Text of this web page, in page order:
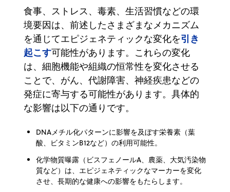
食事、ストレス、毒素、生活習慣などの環
境要因は、前述したさまざまなメカニズム
を通じてエピジェネティックな変化を引き
起こす可能性があります。これらの変化
は、細胞機能や組織の恒常性を変化させる
ことで、がん、代謝障害、神経疾患などの
発症に寄与する可能性があります。具体的
な影響は以下の通りです。
DNAメチル化パターンに影響を及ぼす栄養素（葉
酸、ビタミンB12など）の利用可能性。
化学物質曝露（ビスフェノールA、農薬、大気汚染物
質など）は、エピジェネティックなマーカーを変化
させ、長期的な健康への影響をもたらします。